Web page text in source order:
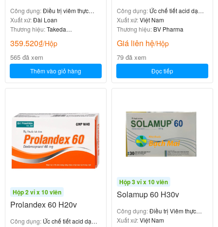
Công dụng:Điều trị viêm thực
quản
Xuất xứ:Đài Loan
Thương hiệu:Takeda
359.520₫/Hộp
565 đã xem
Thêm vào giỏ hàng
Công dụng: Ức chế tiết acid dạ
dày
Xuất xứ:Việt Nam
Thương hiệu: BV Pharma
Giá liên hệ/Hộp
79 đã xem
Đọc tiếp
Hộp 2 vỉ x 10 viên
Prolandex 60 H20v
Công dụng: Ức chế tiết acid dạ
Hộp 3 vỉ x 10 viên
Solamup 60 H30v
Công dụng:Điều trị Viêm thực
quản ăn mòn
Xuất xứ:Việt Nam